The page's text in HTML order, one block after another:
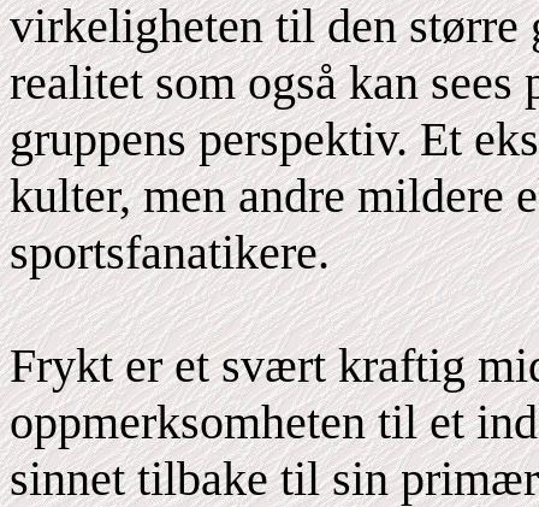
virkeligheten til den større
realitet som også kan sees
gruppens perspektiv. Et
kulter, men andre mildere
sportsfanatikere.
Frykt er et svært kraftig
oppmerksomheten til et
sinnet tilbake til sin